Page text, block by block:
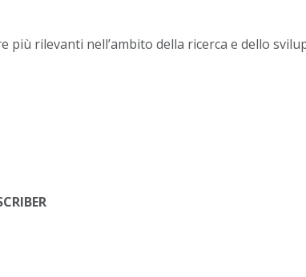
più rilevanti nell’ambito della ricerca e dello